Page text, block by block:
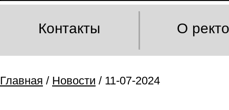
Контакты О
Главная / Новости / 11-07-2024